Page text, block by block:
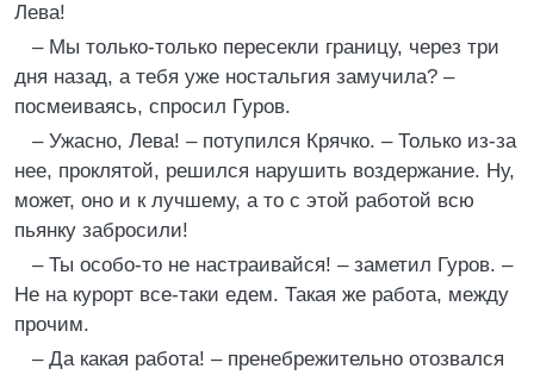
Лева!
– Мы только-только пересекли границу, через три
дня назад, а тебя уже ностальгия замучила? –
посмеиваясь, спросил Гуров.
– Ужасно, Лева! – потупился Крячко. – Только из-за
нее, проклятой, решился нарушить воздержание. Ну,
может, оно и к лучшему, а то с этой работой всю
пьянку забросили!
– Ты особо-то не настраивайся! – заметил Гуров. –
Не на курорт все-таки едем. Такая же работа, между
прочим.
– Да какая работа! – пренебрежительно отозвался